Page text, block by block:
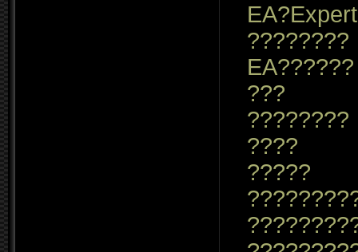
????????
EA??????
???
????????
????
?????